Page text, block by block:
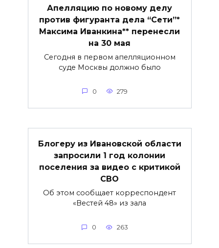
Апелляцию по новому делу
против фигуранта дела “Сети”*
Максима Иванкина** перенесли
на 30 мая
Сегодня в первом апелляционном
суде Москвы должно было
0 279
Блогеру из Ивановской области
запросили 1 год колонии
поселения за видео с критикой
СВО
Об этом сообщает корреспондент
«Вестей 48» из зала
0 263